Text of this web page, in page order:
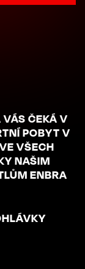
ČEKÁ V
POBYT V
VŠECH
NAŠIM
ENBRA